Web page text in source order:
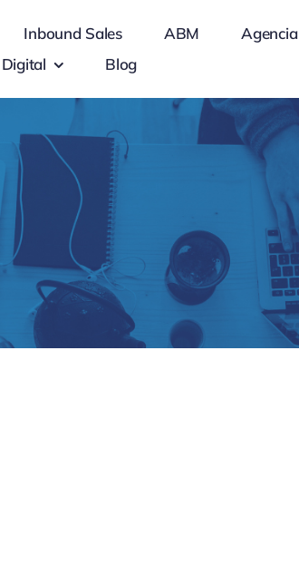
Inbound Sales ABM
Agencia
Blog